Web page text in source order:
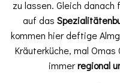
zu lassen. Gleich
auf das
kommen hier deftige
Kräuterküche, mal
immerregional